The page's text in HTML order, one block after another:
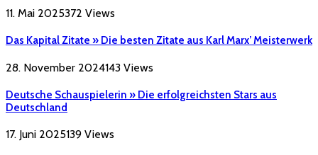
11. Mai 2025372 Views
Das Kapital Zitate » Die besten Zitate aus Karl Marx’ Meisterwerk
28. November 2024143 Views
Deutsche Schauspielerin » Die erfolgreichsten Stars aus
Deutschland
17. Juni 2025139 Views